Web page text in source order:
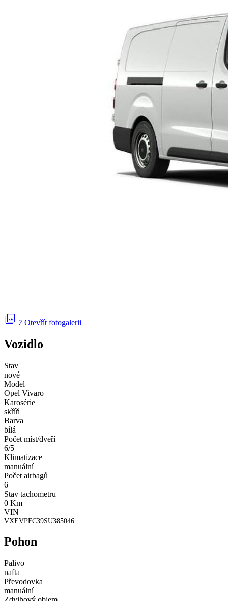
photo_library 7 Otevřít fotogalerii
Vozidlo
Stav
nové
Model
Opel Vivaro
Karosérie
skříň
Barva
bílá
Počet míst/dveří
6/5
Klimatizace
manuální
Počet airbagů
6
Stav tachometru
0 Km
VIN
VXEVPFC39SU385046
Pohon
Palivo
nafta
Převodovka
manuální